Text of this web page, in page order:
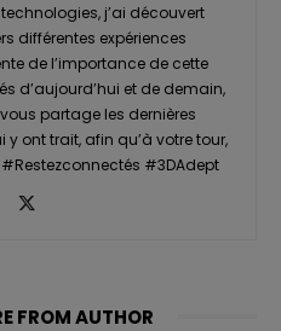
j’ai découvert
différentes expériences
de l’importance de cette
d’aujourd’hui et de demain,
partage les dernières
ont trait, afin qu’à votre tour,
#3DAdept
FROM AUTHOR